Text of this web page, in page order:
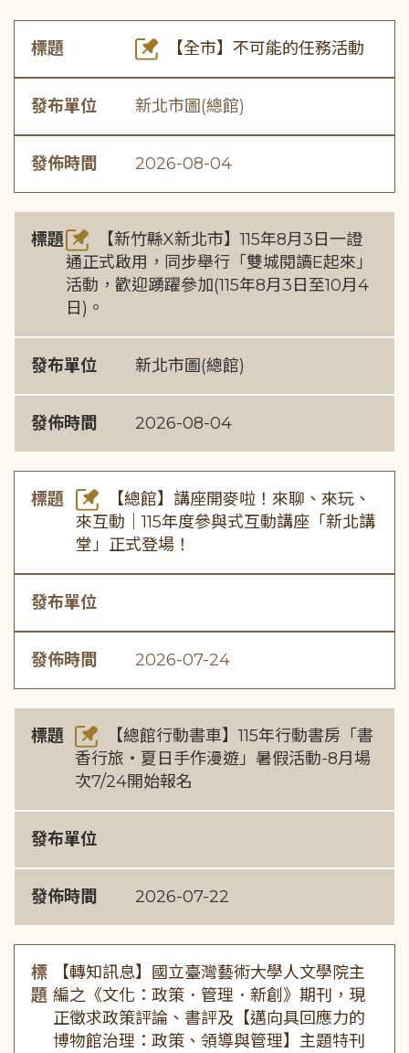
標題 【全市】不可能的任務活動
發布單位 新北市圖(總館)
發佈時間 2026-08-04
標題
【新竹縣X新北市】115年8月3日一證
通正式啟用，同步舉行「雙城閱讀E起來」
活動，歡迎踴躍參加(115年8月3日至10月4
日)。
發布單位 新北市圖(總館)
發佈時間 2026-08-04
標題
【總館】講座開麥啦！來聊、來玩、
來互動｜115年度參與式互動講座「新北講
堂」正式登場！
發布單位
發佈時間 2026-07-24
標題
【總館行動書車】115年行動書房「書
香行旅・夏日手作漫遊」暑假活動-8月場
次7/24開始報名
發布單位
發佈時間 2026-07-22
標
題
【轉知訊息】國立臺灣藝術大學人文學院主
編之《文化：政策．管理．新創》期刊，現
正徵求政策評論、書評及【邁向具回應力的
博物館治理：政策、領導與管理】主題特刊